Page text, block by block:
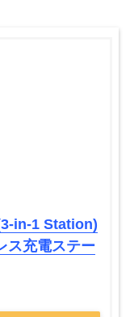
in-1 Station)
ス充電ステー